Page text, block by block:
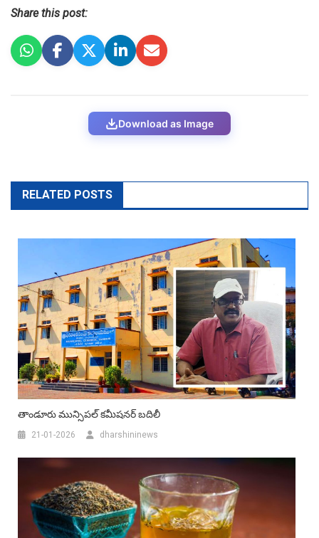
Share this post:
Download as Image
RELATED POSTS
తాండూరు మున్సిపల్ కమీషనర్ బదిలీ
21-01-2026 dharshininews